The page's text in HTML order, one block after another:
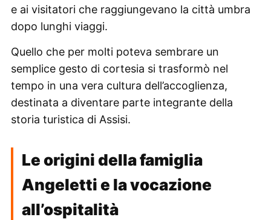
e ai visitatori che raggiungevano la città umbra
dopo lunghi viaggi.
Quello che per molti poteva sembrare un
semplice gesto di cortesia si trasformò nel
tempo in una vera cultura dell’accoglienza,
destinata a diventare parte integrante della
storia turistica di Assisi.
Le origini della famiglia
Angeletti e la vocazione
all’ospitalità